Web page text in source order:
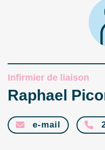
Infirmier de liaison
Raphael
e-mail